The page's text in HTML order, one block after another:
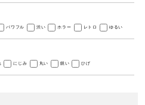
パワフル 渋い ホラー レトロ ゆるい
にじみ 丸い 鋭い ひげ